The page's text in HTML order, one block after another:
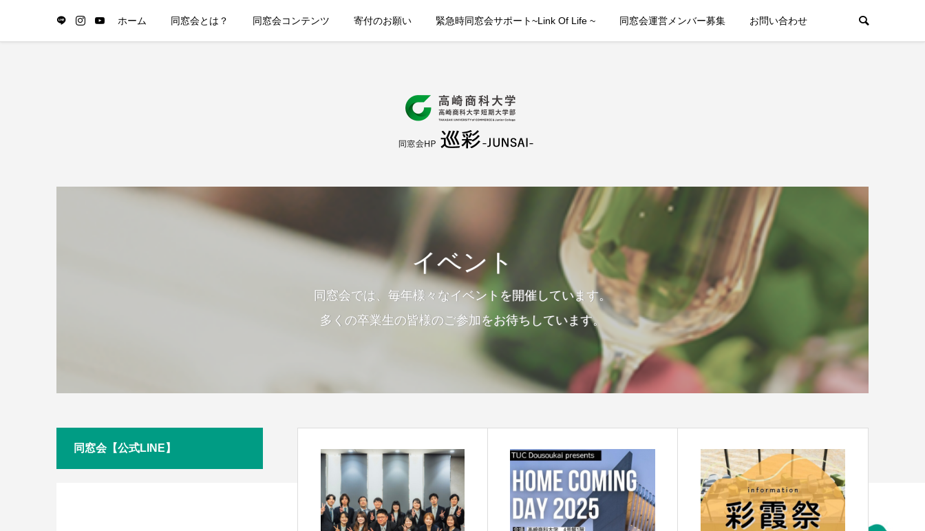
ホーム 同窓会とは？ 同窓会コンテンツ 寄付のお願い 緊急時同窓会サポート~Link Of Life ~ 同窓会運営メンバー募集 お問い合わせ
イベント
同窓会では、毎年様々なイベントを開催しています。
多くの卒業生の皆様のご参加をお待ちしています。
同窓会【公式LINE】